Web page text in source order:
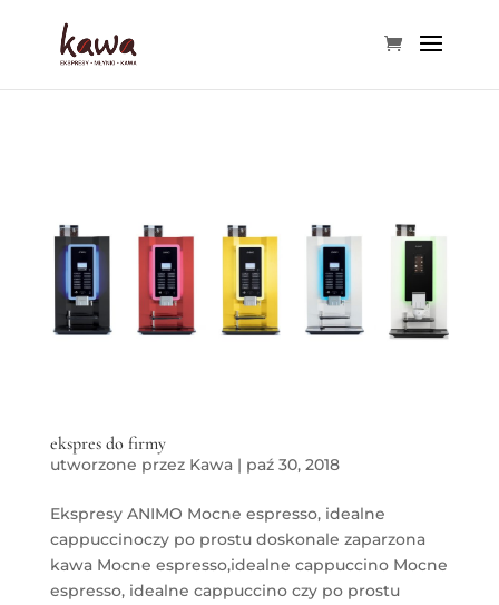
ekspres do firmy
utworzone przez Kawa| paź 30, 2018
Ekspresy ANIMO Mocne espresso, idealne
cappuccinoczy po prostu doskonale zaparzona
kawa Mocne espresso,idealne cappuccino Mocne
espresso, idealne cappuccino czy po prostu